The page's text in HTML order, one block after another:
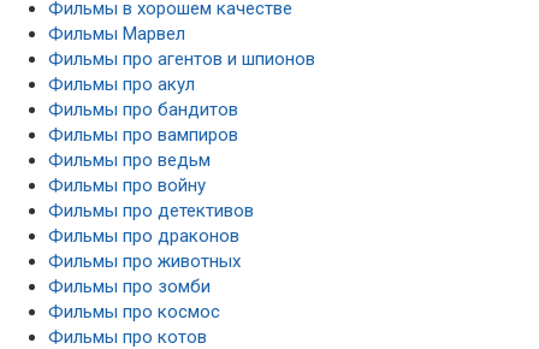
Фильмы в хорошем качестве
Фильмы Марвел
Фильмы про агентов и шпионов
Фильмы про акул
Фильмы про бандитов
Фильмы про вампиров
Фильмы про ведьм
Фильмы про войну
Фильмы про детективов
Фильмы про драконов
Фильмы про животных
Фильмы про зомби
Фильмы про космос
Фильмы про котов